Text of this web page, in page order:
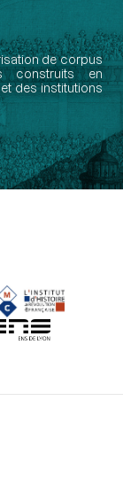
de corpus
construits en
des institutions